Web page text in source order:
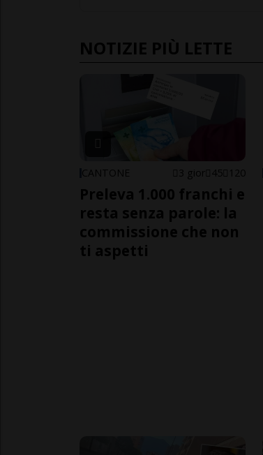
NOTIZIE PIÙ LETTE
CANTONE 3 gior 45 120
Preleva 1.000 franchi e
resta senza parole: la
commissione che non
ti aspetti